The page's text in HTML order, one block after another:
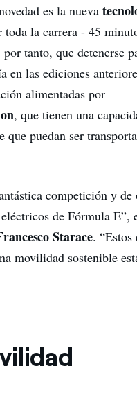
es la nueva
la carrera - 45
tanto, que detenerse
en las ediciones
alimentadas por
, que tienen una
puedan ser
competición y de
de Fórmula E”,
Starace. “Estos
movilidad sostenible